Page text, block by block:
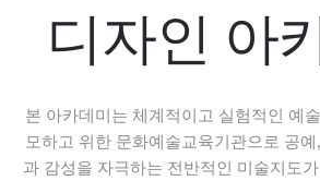
디자인 아
본 아카데미는 체계적이고 실험적인 예
모하고 위한 문화예술교육기관으로 공
과 감성을 자극하는 전반적인 미술지도